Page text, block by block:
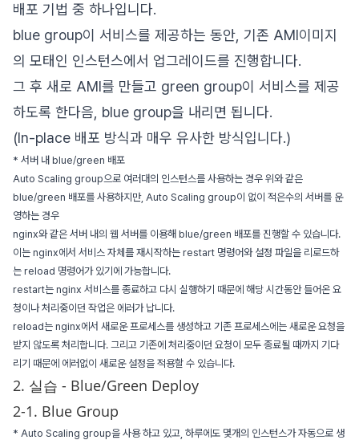
배포 기법 중 하나입니다.
blue group이 서비스를 제공하는 동안, 기존 AMI이미지
의 모태인 인스턴스에서 업그레이드를 진행합니다.
그 후 새로 AMI를 만들고 green group이 서비스를 제공
하도록 한다음, blue group을 내리면 됩니다.
(In-place 배포 방식과 매우 유사한 방식입니다.)
* 서버 내 blue/green 배포
Auto Scaling group으로 여러대의 인스턴스를 사용하는 경우 위와 같은
blue/green 배포를 사용하지만, Auto Scaling group이 없이 적은수의 서버를 운
영하는 경우
nginx와 같은 서버 내의 웹 서버를 이용해 blue/green 배포를 진행할 수 있습니다.
이는 nginx에서 서비스 자체를 재시작하는 restart 명령어와 설정 파일을 리로드하
는 reload 명령어가 있기에 가능합니다.
restart는 nginx 서비스를 종료하고 다시 실행하기 때문에 해당 시간동안 들어온 요
청이나 처리중이던 작업은 에러가 납니다.
reload는 nginx에서 새로운 프로세스를 생성하고 기존 프로세스에는 새로운 요청을
받지 않도록 처리합니다. 그리고 기존에 처리중이던 요청이 모두 종료될 때까지 기다
리기 때문에 에러없이 새로운 설정을 적용할 수 있습니다.
2. 실습 - Blue/Green Deploy
2-1. Blue Group
* Auto Scaling group을 사용 하고 있고, 하루에도 몇개의 인스턴스가 자동으로 생